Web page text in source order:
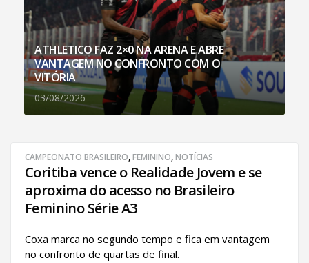
ATHLETICO FAZ 2×0 NA ARENA E ABRE
VANTAGEM NO CONFRONTO COM O
VITÓRIA
03/08/2026
CAMPEONATO BRASILEIRO,FEMININO,NOTÍCIAS
Coritiba vence o Realidade Jovem e se
aproxima do acesso no Brasileiro
Feminino Série A3
Coxa marca no segundo tempo e fica em vantagem
no confronto de quartas de final.